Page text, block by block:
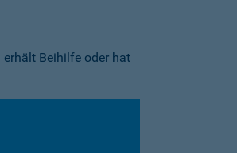
Beihilfe oder hat